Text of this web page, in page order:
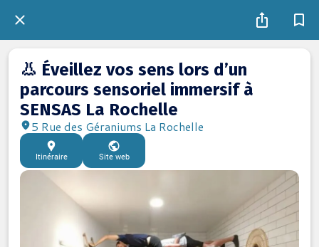
👃 Éveillez vos sens lors d’un
parcours sensoriel immersif à
SENSAS La Rochelle
5 Rue des Géraniums La Rochelle
Itinéraire Site web